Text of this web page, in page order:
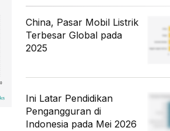
China, Pasar Mobil Listrik
Terbesar Global pada
2025
Ini Latar Pendidikan
Pengangguran di
Indonesia pada Mei 2026